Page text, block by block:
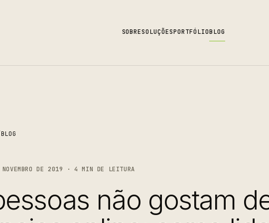
SOBRESOLUÇÕESPORTFÓLIOBLOG
BLOG
DE 2019 · 4 MIN DE LEITURA
não gostam